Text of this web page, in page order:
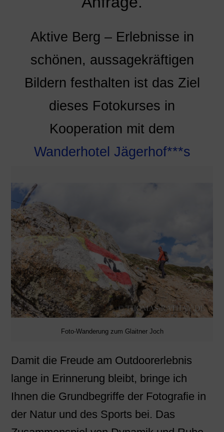
Aktive Berg – Erlebnisse in
schönen, aussagekräftigen
Bildern festhalten ist das Ziel
dieses Fotokurses in
Kooperation mit dem
Wanderhotel Jägerhof***s
Foto-Wanderung zum Glaitner Joch
Damit die Freude am Outdoorerlebnis
lange in Erinnerung bleibt, bringe ich
Ihnen die Grundbegriffe der Fotografie in
der Natur und des Sports bei. Das